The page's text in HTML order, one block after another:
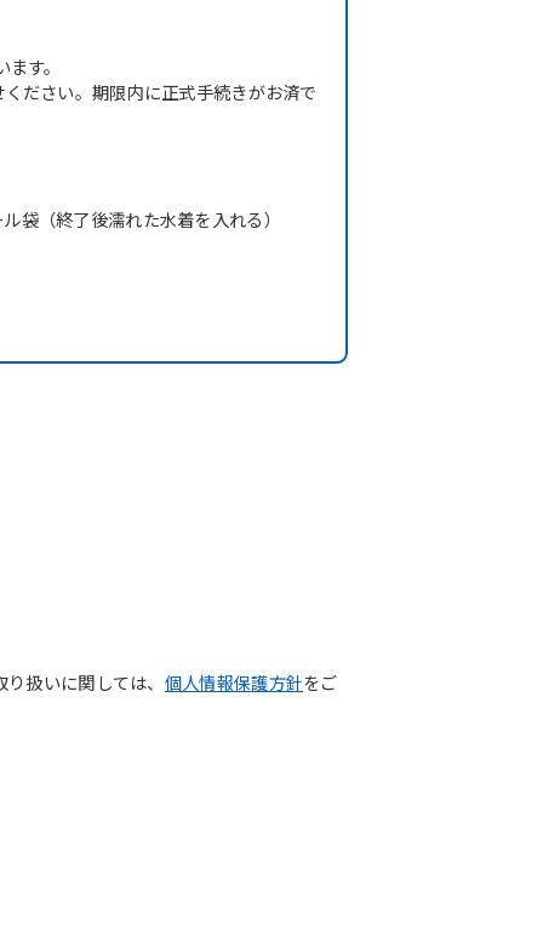
す。
ださい。期限内に正式手続きがお済で
（終了後濡れた水着を入れる）
扱いに関しては、 個人情報保護方針をご